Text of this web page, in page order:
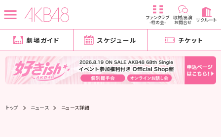
ファンクラブ
-柱の会-
取材/出演
お問合せ リクルート
劇場ガイド スケジュール チケット
トップ ニュース ニュース詳細